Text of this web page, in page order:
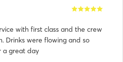
with first class and the crew
Drinks were flowing and so
a great day